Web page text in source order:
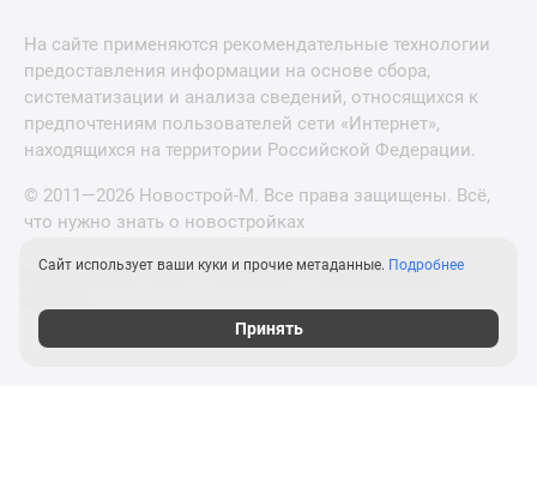
На сайте применяются рекомендательные технологии
предоставления информации на основе сбора,
систематизации и анализа сведений, относящихся к
предпочтениям пользователей сети «Интернет»,
находящихся на территории Российской Федерации.
© 2011—2026 Новострой-М. Все права защищены. Всё,
что нужно знать о новостройках
Новостройки Санкт-Петербурга и Ленинградской
Сайт использует ваши куки и прочие метаданные. Подробнее
Принять